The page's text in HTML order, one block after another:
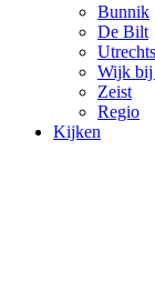
Bunnik
De Bilt
Wijk bij
Zeist
Regio
Kijken